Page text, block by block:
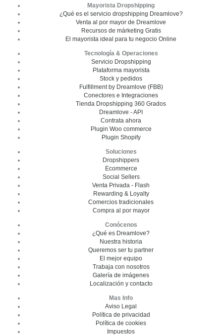
Mayorista Dropshipping
¿Qué es el servicio dropshipping Dreamlove?
Venta al por mayor de Dreamlove
Recursos de márketing Gratis
El mayorista ideal para tu negocio Online
Tecnología & Operaciones
Servicio Dropshipping
Plataforma mayorista
Stock y pedidos
Fulfillment by Dreamlove (FBB)
Conectores e Integraciones
Tienda Dropshipping 360 Grados
Dreamlove - API
Contrata ahora
Plugin Woo commerce
Plugin Shopify
Soluciones
Dropshippers
Ecommerce
Social Sellers
Venta Privada - Flash
Rewarding & Loyalty
Comercios tradicionales
Compra al por mayor
Conócenos
¿Qué es Dreamlove?
Nuestra historia
Queremos ser tu partner
El mejor equipo
Trabaja con nosotros
Galería de imágenes
Localización y contacto
Mas Info
Aviso Legal
Política de privacidad
Política de cookies
Impuestos